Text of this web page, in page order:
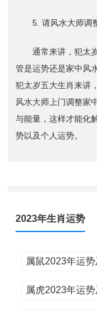
5. 请风水大师调
通常来讲，犯太岁
管是运势还是家中风
犯太岁五大生肖来讲
风水大师上门调整家
与能量，这样才能化
势以及个人运势。
2023年生肖运势
属鼠2023年运
属虎2023年运